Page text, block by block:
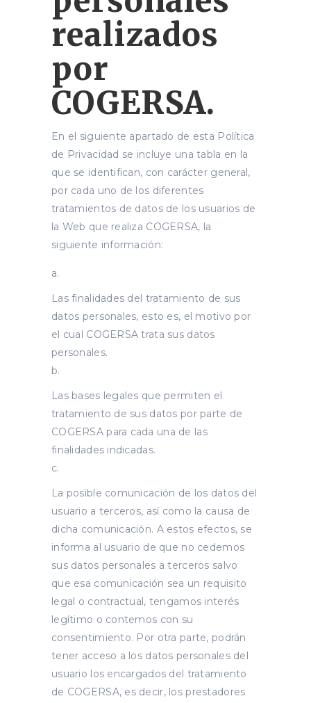
realizados
por
COGERSA.
En el siguiente apartado de esta Política
de Privacidad se incluye una tabla en la
que se identifican, con carácter general,
por cada uno de los diferentes
tratamientos de datos de los usuarios de
la Web que realiza COGERSA, la
siguiente información:
Las finalidades del tratamiento de sus
datos personales, esto es, el motivo por
el cual COGERSA trata sus datos
personales.
Las bases legales que permiten el
tratamiento de sus datos por parte de
COGERSA para cada una de las
finalidades indicadas.
La posible comunicación de los datos del
usuario a terceros, así como la causa de
dicha comunicación. A estos efectos, se
informa al usuario de que no cedemos
sus datos personales a terceros salvo
que esa comunicación sea un requisito
legal o contractual, tengamos interés
legítimo o contemos con su
consentimiento. Por otra parte, podrán
tener acceso a los datos personales del
usuario los encargados del tratamiento
de COGERSA, es decir, los prestadores